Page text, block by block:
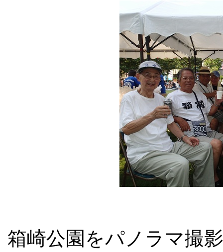
箱崎公園をパノラマ撮